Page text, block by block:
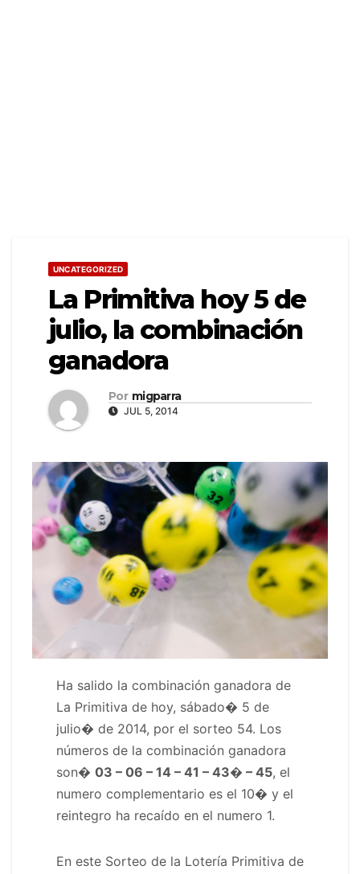
UNCATEGORIZED
La Primitiva hoy 5 de
julio, la combinación
ganadora
Por migparra
JUL 5, 2014
Ha salido la combinación ganadora de
La Primitiva de hoy, sábado� 5 de
julio� de 2014, por el sorteo 54. Los
números de la combinación ganadora
son� 03 – 06 – 14 – 41 – 43� – 45, el
numero complementario es el 10� y el
reintegro ha recaído en el numero 1.
En este Sorteo de la Lotería Primitiva de